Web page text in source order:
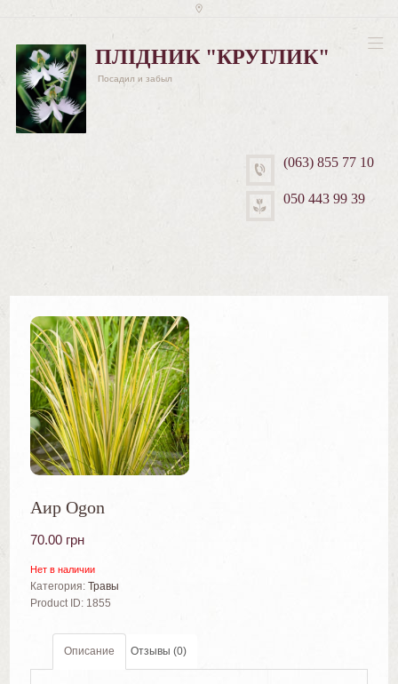
ПЛІДНИК "КРУГЛИК"
Посадил и забыл
(063) 855 77 10
050 443 99 39
Аир Ogon
70.00 грн
Нет в наличии
Категория: Травы
Product ID: 1855
Описание Отзывы (0)